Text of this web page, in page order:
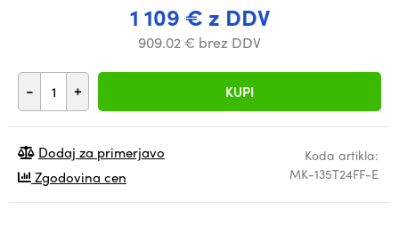
1 109 € z DDV
909.02 € brez DDV
- + KUPI
Koda artikla:
MK-135T24FF-E
Dodaj za primerjavo
Zgodovina cen